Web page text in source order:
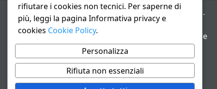
ANNO XXIII – Testata giornalistica reg. Trib. Milano n.
487 del 20/9/2002 – Dir. resp. Andrea Fiorini
Avviso IA: alcuni articoli di questo sito possono essere
realizzati con il supporto di sistemi di intelligenza
artificiale con supervisione e verifica di un redattore
Informativa privacy e cookie
rifiutare i cookies non tecnici. Per saperne di
più, leggi la pagina Informativa privacy e
cookies Cookie Policy.
Personalizza
Rifiuta non essenziali